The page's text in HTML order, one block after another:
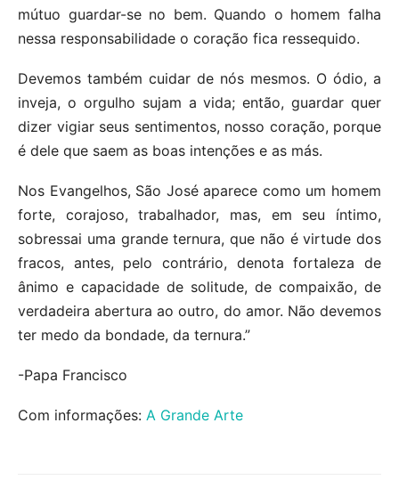
mútuo guardar-se no bem. Quando o homem falha
nessa responsabilidade o coração fica ressequido.
Devemos também cuidar de nós mesmos. O ódio, a
inveja, o orgulho sujam a vida; então, guardar quer
dizer vigiar seus sentimentos, nosso coração, porque
é dele que saem as boas intenções e as más.
Nos Evangelhos, São José aparece como um homem
forte, corajoso, trabalhador, mas, em seu íntimo,
sobressai uma grande ternura, que não é virtude dos
fracos, antes, pelo contrário, denota fortaleza de
ânimo e capacidade de solitude, de compaixão, de
verdadeira abertura ao outro, do amor. Não devemos
ter medo da bondade, da ternura.”
-Papa Francisco
Com informações: A Grande Arte